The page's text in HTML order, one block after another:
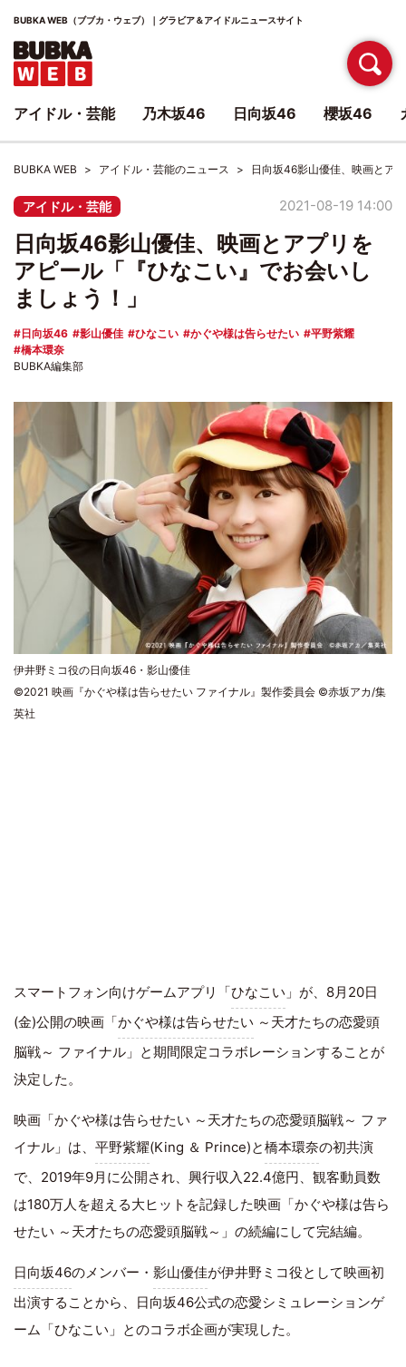
BUBKA WEB（ブブカ・ウェブ）｜グラビア＆アイドルニュースサイト
BUBKA WEB アイドル・芸能のニュース 日向坂46影山優佳、映画とア
アイドル・芸能 2021-08-19 14:00
日向坂46影山優佳、映画とアプリを
アピール「『ひなこい』でお会いし
ましょう！」
日向坂46 影山優佳 ひなこい かぐや様は告らせたい
平野紫耀
橋本環奈
BUBKA編集部
伊井野ミコ役の日向坂46・影山優佳
©2021 映画『かぐや様は告らせたい ファイナル』製作委員会 ©赤坂アカ/集
英社
スマートフォン向けゲームアプリ「ひなこい 」が、8月20日
(金)公開の映画「かぐや様は告らせたい ～天才たちの恋愛頭
脳戦～ ファイナル」と期間限定コラボレーションすることが
決定した。
映画「かぐや様は告らせたい ～天才たちの恋愛頭脳戦～ ファ
イナル」は、 平野紫耀(King ＆ Prince)と橋本環奈の初共演
で、2019年9月に公開され、興行収入22.4億円、観客動員数
は180万人を超える大ヒットを記録した映画「かぐや様は告ら
せたい ～天才たちの恋愛頭脳戦～」の続編にして完結編。
日向坂46のメンバー・ 影山優佳が伊井野ミコ役として映画初
出演することから、日向坂46公式の恋愛シミュレーションゲ
ーム「ひなこい」とのコラボ企画が実現した。
アイドル・芸能 乃木坂46 日向坂46 櫻坂46